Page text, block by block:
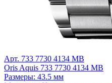
Арт. 733 7730 4134 MB
Oris Aquis 733 7730 4134 MB
Размеры: 43.5 мм